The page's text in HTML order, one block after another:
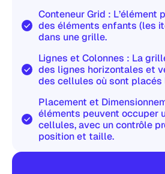
Conteneur Grid : L’élément
des éléments enfants (les
dans une grille.
Lignes et Colonnes : La
des lignes horizontales et
des cellules où sont placés
Placement et
éléments peuvent occuper
cellules, avec un contrôle
position et taille.